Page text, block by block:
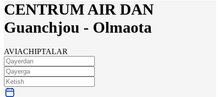
CENTRUM AIR DAN
Guanchjou - Olmaota
AVIACHIPTALAR